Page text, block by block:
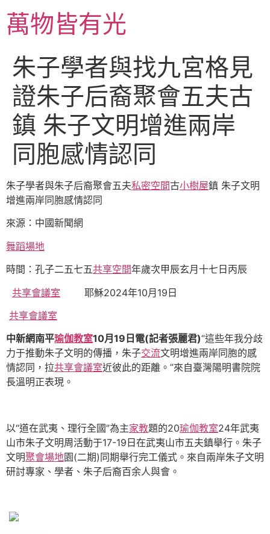
主萬物皆有光
朱子學者與找九宮格見
證朱子后裔聚會五夫古
鎮 朱子文明增進兩岸
同胞感情認同
朱子學者與朱子后裔聚會五夫私密空間古小樹屋鎮 朱子文明
增進兩岸同胞感情認同
來源：中國新聞網
舞蹈場地
時間：孔子二五七五共享空間年歲次甲辰玄月十七日丙辰
共享會議室 耶穌2024年10月19日
共享會議室
中新網南平瑜伽教室10月19日電(記者張麗君)“這些年我分歧
力于推動朱子文明的傳播，朱子交流文明增進兩岸同胞的感
情認同，拉共享會議室近彼此的距離。”來自臺灣陽明書院院
長溫明正表現。
以“道在武夷、理行全國”為主家教題的20瑜伽教室24年武夷
山市朱子文明周活動于17-19日在武夷山市五夫鎮舉行。朱子
文明聚會場地園(二期)同期舉行完工儀式。來自兩岸朱子文明
研討專家、學者、朱子后裔百余人與會。